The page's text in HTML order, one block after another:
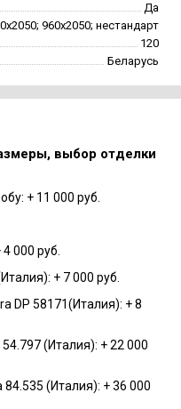
Да
960х2050; нестандарт
120
Беларусь
выбор отделки
+ 11 000 руб.
000 руб.
+ 7 000 руб.
DP 58171(Италия): + 8
(Италия): + 22 000
(Италия): + 36 000